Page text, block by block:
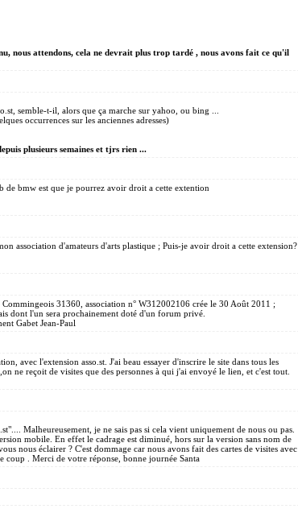
nous attendons, cela ne devrait plus trop tardé , nous avons fait ce qu'il
semble-t-il, alors que ça marche sur yahoo, ou bing ...
occurrences sur les anciennes adresses)
plusieurs semaines et tjrs rien ...
de bmw est que je pourrez avoir droit a cette extention
association d'amateurs d'arts plastique ; Puis-je avoir droit a cette extension?
31360, association n° W312002106 crée le 30 Août 2011 ;
dont l'un sera prochainement doté d'un forum privé.
Gabet Jean-Paul
avec l'extension asso.st. J'ai beau essayer d'inscrire le site dans tous les
ne reçoit de visites que des personnes à qui j'ai envoyé le lien, et c'est tout.
Malheureusement, je ne sais pas si cela vient uniquement de nous ou pas.
mobile. En effet le cadrage est diminué, hors sur la version sans nom de
nous éclairer ? C'est dommage car nous avons fait des cartes de visites avec
coup . Merci de votre réponse, bonne journée Santa